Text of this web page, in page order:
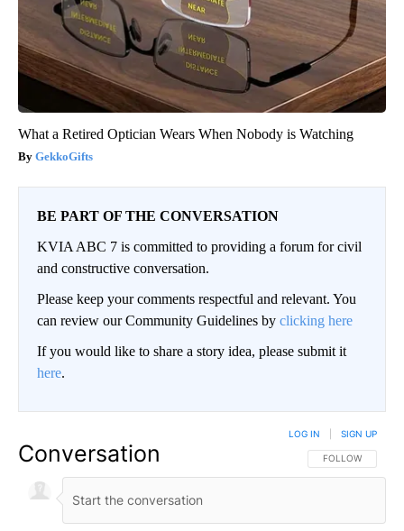
What a Retired Optician Wears When Nobody is Watching
GekkoGifts
BE PART OF THE CONVERSATION
KVIA ABC 7 is committed to providing a forum for civil
and constructive conversation.
Please keep your comments respectful and relevant. You
can review our Community Guidelines by clicking here
If you would like to share a story idea, please submit it
here.
Conversation FOLLOW THIS
FOLLOW
LOG IN SIGN UP